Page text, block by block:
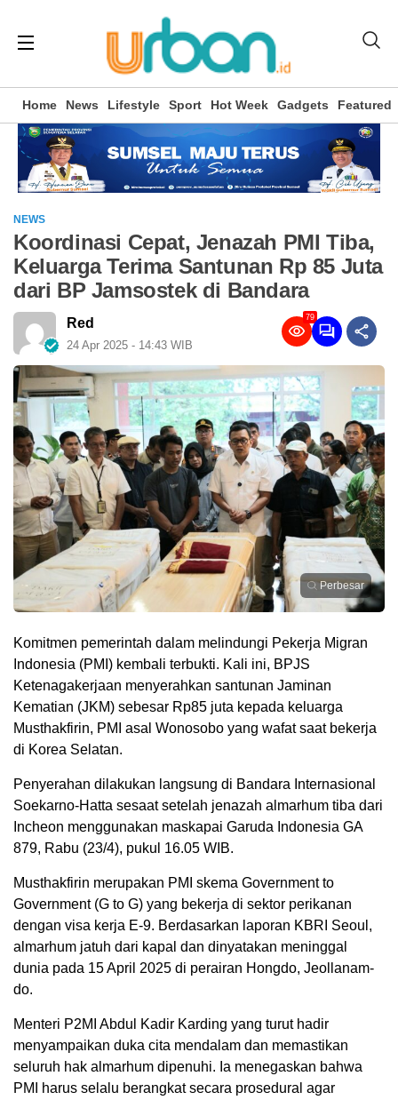
Home News Lifestyle Sport Hot Week Gadgets Featured
NEWS
Koordinasi Cepat, Jenazah PMI Tiba,
Keluarga Terima Santunan Rp 85 Juta
dari BP Jamsostek di Bandara
Red
24 Apr 2025 - 14:43 WIB
79
Perbesar
Komitmen pemerintah dalam melindungi Pekerja Migran
Indonesia (PMI) kembali terbukti. Kali ini, BPJS
Ketenagakerjaan menyerahkan santunan Jaminan
Kematian (JKM) sebesar Rp85 juta kepada keluarga
Musthakfirin, PMI asal Wonosobo yang wafat saat bekerja
di Korea Selatan.
Penyerahan dilakukan langsung di Bandara Internasional
Soekarno-Hatta sesaat setelah jenazah almarhum tiba dari
Incheon menggunakan maskapai Garuda Indonesia GA
879, Rabu (23/4), pukul 16.05 WIB.
Musthakfirin merupakan PMI skema Government to
Government (G to G) yang bekerja di sektor perikanan
dengan visa kerja E-9. Berdasarkan laporan KBRI Seoul,
almarhum jatuh dari kapal dan dinyatakan meninggal
dunia pada 15 April 2025 di perairan Hongdo, Jeollanam-
do.
Menteri P2MI Abdul Kadir Karding yang turut hadir
menyampaikan duka cita mendalam dan memastikan
seluruh hak almarhum dipenuhi. Ia menegaskan bahwa
PMI harus selalu berangkat secara prosedural agar